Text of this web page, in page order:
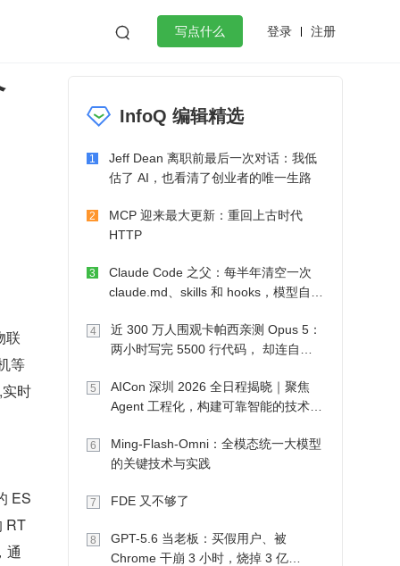
 写点什么 登录 注册
作
微服务架构 flutter
联
等
时
ES
RT
通
InfoQ 编辑精选
1
Jeff Dean 离职前最后一次对话：我低
估了 AI，也看清了创业者的唯一生路
2
MCP 迎来最大更新：重回上古时代
HTTP
3
Claude Code 之父：每半年清空一次
claude.md、skills 和 hooks，模型自己
4
近 300 万人围观卡帕西亲测 Opus 5：
两小时写完 5500 行代码， 却连自己
5
AICon 深圳 2026 全日程揭晓｜聚焦
Agent 工程化，构建可靠智能的技术路
6
Ming-Flash-Omni：全模态统一大模型
的关键技术与实践
7 FDE 又不够了
8
GPT-5.6 当老板：买假用户、被
Chrome 干崩 3 小时，烧掉 3 亿